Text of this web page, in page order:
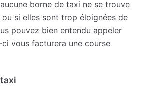
borne de taxi ne se trouve
ou si elles sont trop éloignées de
pouvez bien entendu appeler
vous facturera une course